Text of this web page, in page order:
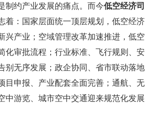
制约产业发展的痛点。而今低空经济司
着：国家层面统一顶层规划，低空经济
兴产业；空域管理改革加速推进，低空
化审批流程；行业标准、飞行规则、安
别无序发展；政企协同、省市联动落地
目申报、产业配套全面完善；通航、无
中游览、城市空中交通迎来规范化发展